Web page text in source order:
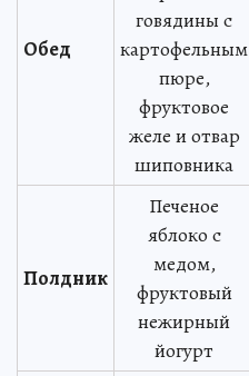
Обед
говядины с
картофельным
пюре,
фруктовое
желе и отвар
шиповника
Полдник
Печеное
яблоко с
медом,
фруктовый
нежирный
йогурт